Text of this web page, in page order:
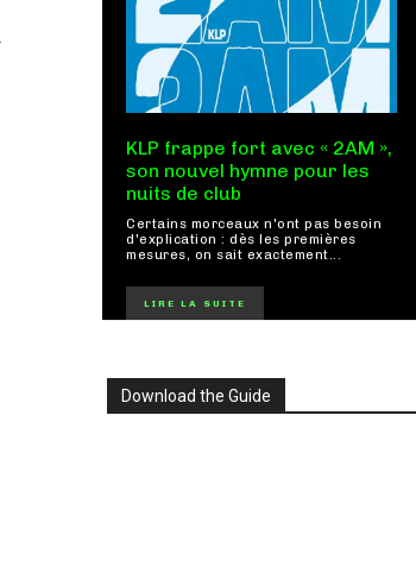
KLP frappe fort avec « 2AM »,
son nouvel hymne pour les
nuits de club
Certains morceaux n'ont pas besoin
d'explication : dès les premières
mesures, on sait exactement...
LIRE LA SUITE
Download the Guide